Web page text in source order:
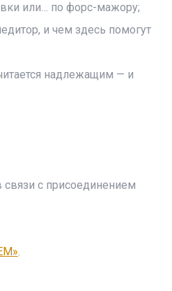
или… по форс-мажору;
и чем здесь помогут
надлежащим — и
с присоединением
.